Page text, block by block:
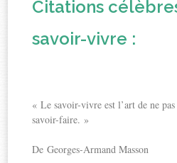
Citations
savoir-vivre :
« Le savoir-vivre est l’art de ne
savoir-faire. »
De Georges-Armand Masson